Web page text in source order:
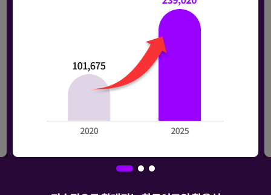
한류열풍 타고 ‘한국어’가 뜬다 전세계적으로 한국어
교육수요 크게 늘어
2024.12.19 재외동포신문
다문화 학생 한국어 교육 수요 늘어.. "지원 강화"
2025.04.03 전북MBC
글로벌 '한국어 배우기' 열풍...교육업계, 해외진출